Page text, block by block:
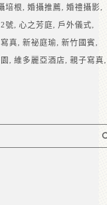
培根 婚攝推薦 婚禮攝影
號 心之芳庭
戶外儀式
真 新祕庭瑜 新竹國賓
維多麗亞酒店 親子寫真